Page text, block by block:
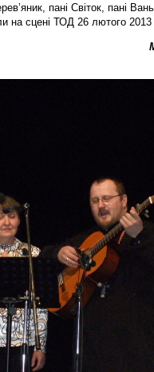
пані Світок, пані
на сцені ТОД 26 лютого